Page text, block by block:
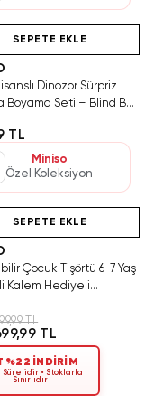
Satın Al
SEPETE EKLE
Dinozor Sürpriz
Boyama Seti – Blind Box
TL
Miniso
Özel Koleksiyon
Satın Al
SEPETE EKLE
Çocuk Tişörtü 6-7 Yaş
Kalem Hediyeli
TL
TL
%22 İNDİRİM
Sürelidir • Stoklarla
Sınırlıdır